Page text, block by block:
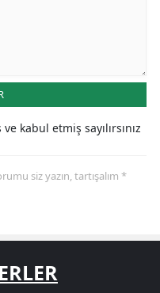
kabul etmiş sayılırsınız
siz yazın, tartışalım *